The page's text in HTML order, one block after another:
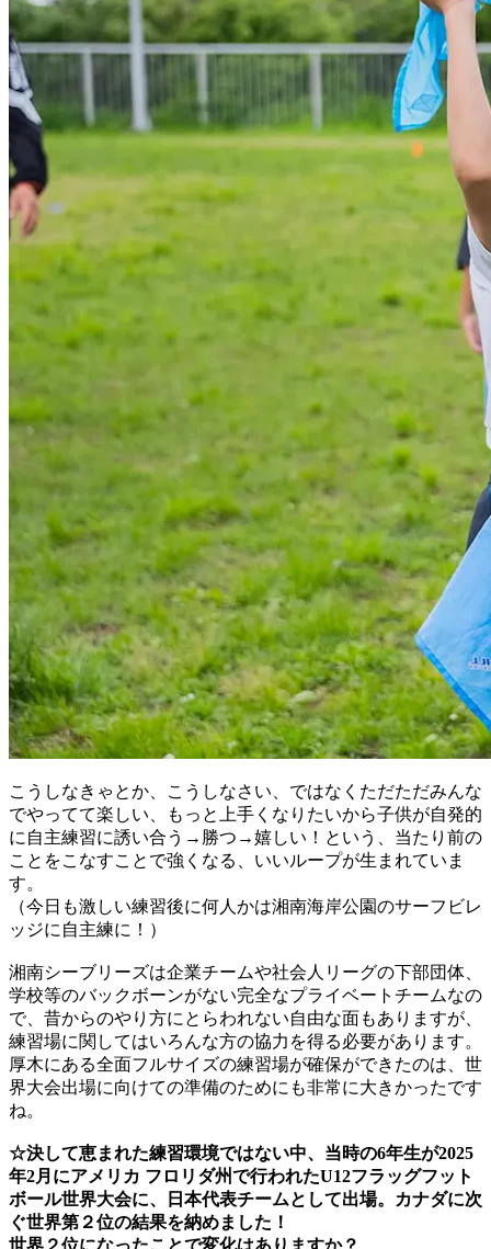
こうしなきゃとか、こうしなさい、ではなくただただみんな
でやってて楽しい、もっと上手くなりたいから子供が自発的
に自主練習に誘い合う→勝つ→嬉しい！という、当たり前の
ことをこなすことで強くなる、いいループが生まれていま
す。
（今日も激しい練習後に何人かは湘南海岸公園のサーフビレ
ッジに自主練に！）
湘南シーブリーズは企業チームや社会人リーグの下部団体、
学校等のバックボーンがない完全なプライベートチームなの
で、昔からのやり方にとらわれない自由な面もありますが、
練習場に関してはいろんな方の協力を得る必要があります。
厚木にある全面フルサイズの練習場が確保ができたのは、世
界大会出場に向けての準備のためにも非常に大きかったです
ね。
☆決して恵まれた練習環境ではない中、当時の6年生が2025
年2月にアメリカ フロリダ州で行われたU12フラッグフット
ボール世界大会に、日本代表チームとして出場。カナダに次
ぐ世界第２位の結果を納めました！
世界２位になったことで変化はありますか？